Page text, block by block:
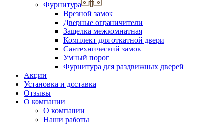
Фурнитура
Врезной замок
Дверные ограничители
Защелка межкомнатная
Комплект для откатной двери
Сантехнический замок
Умный порог
Фурнитура для раздвижных дверей
Акции
Установка и доставка
Отзывы
О компании
О компании
Наши работы